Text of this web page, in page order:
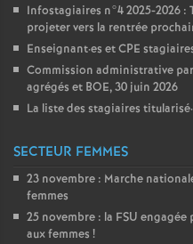
Infostagiaires n°4 2025-2026
projeter vers la rentrée
Enseignant·es etCPE
Commission administrative
agrégés et BOE, 30 juin 2026
La liste des stagiaires titularisé·
SECTEUR FEMMES
23 novembre : Marche
femmes
25 novembre : la FSU engagée
aux femmes !